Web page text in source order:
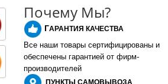
Почему Мы?
ГАРАНТИЯ КАЧЕСТВА
Все наши товары сертифицированы и
обеспечены гарантией от фирм-
производителей
ПУНКТЫ САМОВЫВОЗА